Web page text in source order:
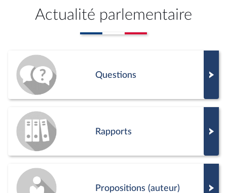
Actualité parlementaire
Questions
Rapports
Propositions (auteur)